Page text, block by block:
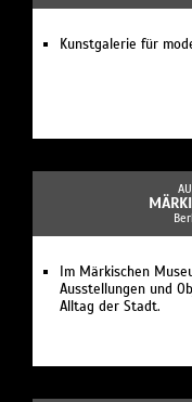
Kunstgalerie für
Im Märkischen
Ausstellungen und
Alltag der Stadt.